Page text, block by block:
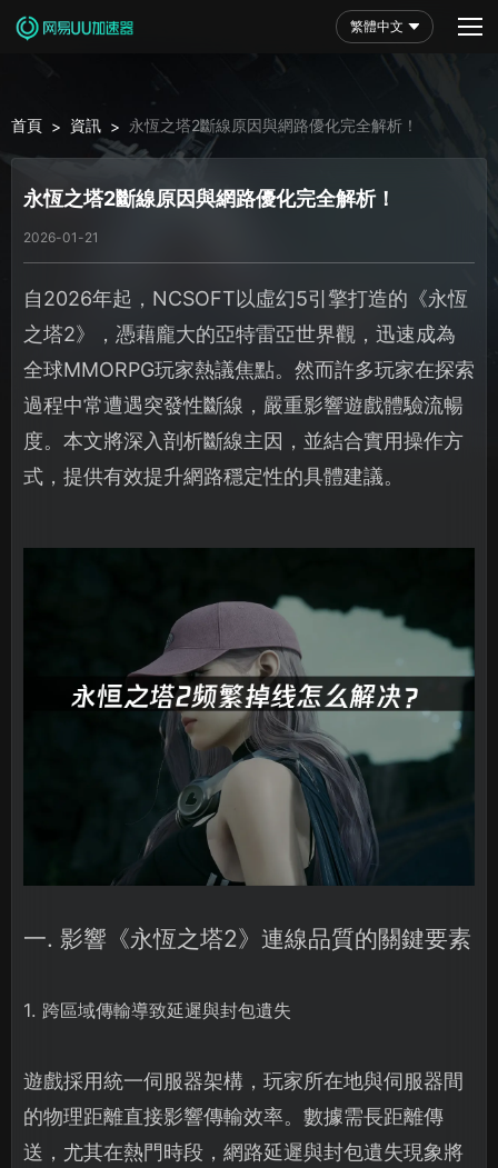
繁體中文
首頁 > 資訊 > 永恆之塔2斷線原因與網路優化完全解析！
永恆之塔2斷線原因與網路優化完全解析！
2026-01-21
自2026年起，NCSOFT以虛幻5引擎打造的《永恆
之塔2》，憑藉龐大的亞特雷亞世界觀，迅速成為
全球MMORPG玩家熱議焦點。然而許多玩家在探索
過程中常遭遇突發性斷線，嚴重影響遊戲體驗流暢
度。本文將深入剖析斷線主因，並結合實用操作方
式，提供有效提升網路穩定性的具體建議。
一. 影響《永恆之塔2》連線品質的關鍵要素
1. 跨區域傳輸導致延遲與封包遺失
遊戲採用統一伺服器架構，玩家所在地與伺服器間
的物理距離直接影響傳輸效率。數據需長距離傳
送，尤其在熱門時段，網路延遲與封包遺失現象將